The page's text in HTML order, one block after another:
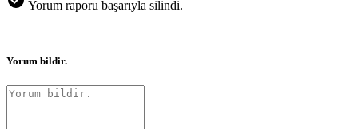
Yorum raporu başarıyla silindi.
Yorum bildir.